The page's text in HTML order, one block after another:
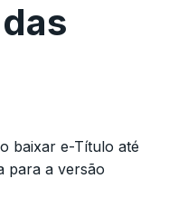
baixar e-Título até
para a versão